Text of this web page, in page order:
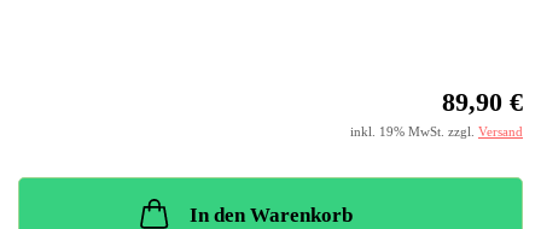
89,90 €
inkl. 19% MwSt. zzgl. Versand
In den Warenkorb